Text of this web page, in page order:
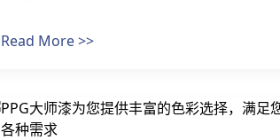
Read More >>